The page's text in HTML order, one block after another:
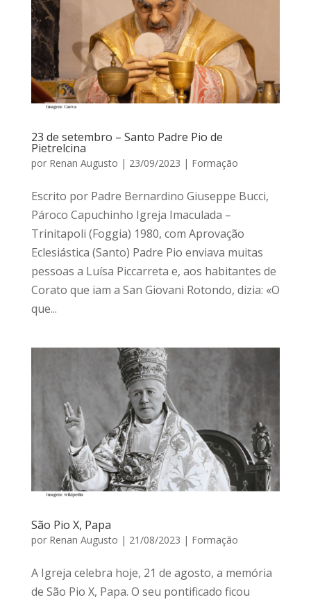
23 de setembro – Santo Padre Pio de
Pietrelcina
por Renan Augusto | 23/09/2023 | Formação
Escrito por Padre Bernardino Giuseppe Bucci,
Pároco Capuchinho Igreja Imaculada –
Trinitapoli (Foggia) 1980, com Aprovação
Eclesiástica (Santo) Padre Pio enviava muitas
pessoas a Luísa Piccarreta e, aos habitantes de
Corato que iam a San Giovani Rotondo, dizia: «O
que...
São Pio X, Papa
por Renan Augusto | 21/08/2023 | Formação
A Igreja celebra hoje, 21 de agosto, a memória
de São Pio X, Papa. O seu pontificado ficou